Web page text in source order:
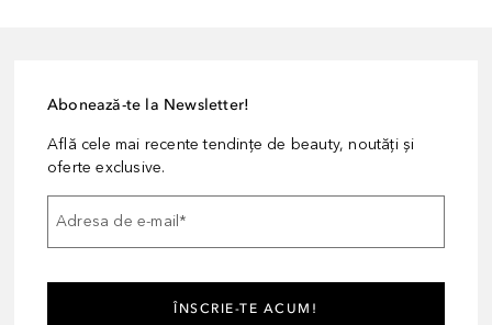
Abonează-te la Newsletter!
Află cele mai recente tendințe de beauty, noutăți și
oferte exclusive.
Adresa de e-mail*
ÎNSCRIE-TE ACUM!